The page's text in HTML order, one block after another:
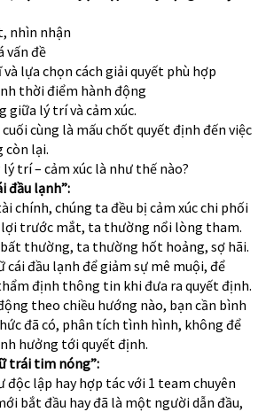
nhìn nhận
vấn đề
lựa chọn cách giải quyết phù hợp
thời điểm hành động
giữa lý trí và cảm xúc.
cùng là mấu chốt quyết định đến việc
còn lại.
lý trí – cảm xúc là như thế nào?
đầu lạnh”:
chính, chúng ta đều bị cảm xúc chi phối
lợi trước mắt, ta thường nổi lòng tham.
thường, ta thường hốt hoảng, sợ hãi.
cái đầu lạnh để giảm sự mê muội, để
định thông tin khi đưa ra quyết định.
theo chiều hướng nào, bạn cần bình
đã có, phân tích tình hình, không để
hưởng tới quyết định.
trái tim nóng”:
độc lập hay hợp tác với 1 team chuyên
bắt đầu hay đã là một người dẫn đầu,